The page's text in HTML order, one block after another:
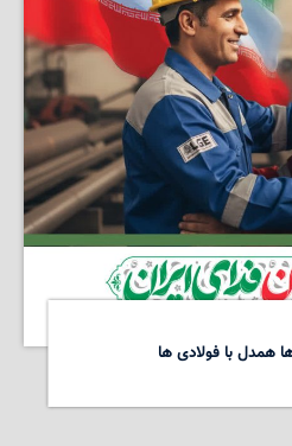
همدل با فولادی ها